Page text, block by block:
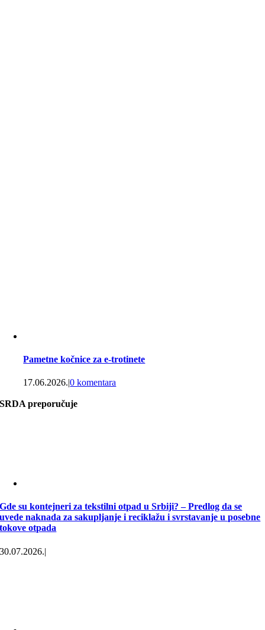
Pametne kočnice za e-trotinete
17.06.2026.|0 komentara
SRDA preporučuje
Gde su kontejneri za tekstilni otpad u Srbiji? – Predlog da se
uvede naknada za sakupljanje i reciklažu i svrstavanje u posebne
tokove otpada
30.07.2026.|